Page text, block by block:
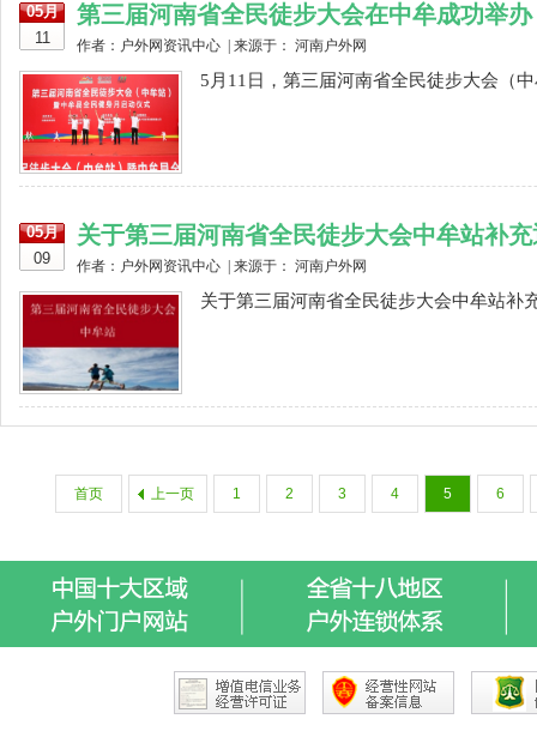
05月
11
第三届河南省全民徒步大会在中牟成功举办
作者：户外网资讯中心 | 来源于： 河南户外网
5月11日，第三届河南省全民徒步大会（
05月
09
关于第三届河南省全民徒步大会中牟站补
作者：户外网资讯中心 | 来源于： 河南户外网
关于第三届河南省全民徒步大会中牟站补
首页 上一页 1 2 3 4 5 6